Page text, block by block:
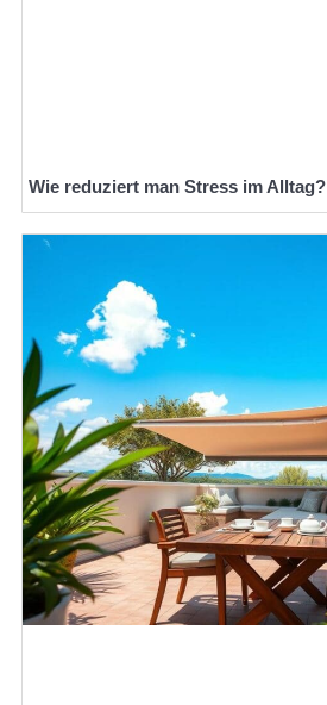
Wie reduziert man Stress im Alltag?